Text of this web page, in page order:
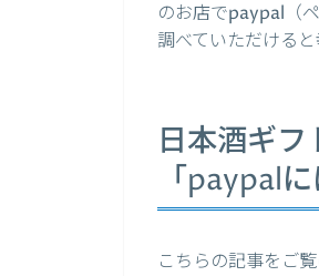
のお店でpaypal（
調べていただけると
日本酒ギフ
「paypal
こちらの記事をご